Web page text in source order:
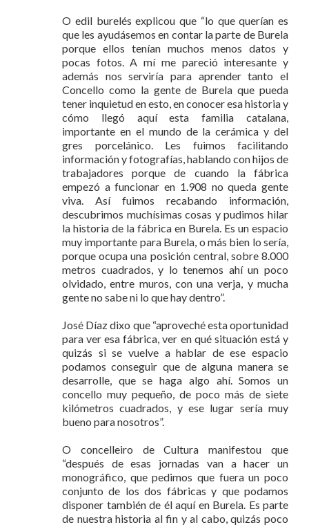
O edil burelés explicou que “lo que querían es
que les ayudásemos en contar la parte de Burela
porque ellos tenían muchos menos datos y
pocas fotos. A mí me pareció interesante y
además nos serviría para aprender tanto el
Concello como la gente de Burela que pueda
tener inquietud en esto, en conocer esa historia y
cómo llegó aquí esta familia catalana,
importante en el mundo de la cerámica y del
gres porcelánico. Les fuimos facilitando
información y fotografías, hablando con hijos de
trabajadores porque de cuando la fábrica
empezó a funcionar en 1.908 no queda gente
viva. Así fuimos recabando información,
descubrimos muchísimas cosas y pudimos hilar
la historia de la fábrica en Burela. Es un espacio
muy importante para Burela, o más bien lo sería,
porque ocupa una posición central, sobre 8.000
metros cuadrados, y lo tenemos ahí un poco
olvidado, entre muros, con una verja, y mucha
gente no sabe ni lo que hay dentro”.
José Díaz dixo que “aproveché esta oportunidad
para ver esa fábrica, ver en qué situación está y
quizás si se vuelve a hablar de ese espacio
podamos conseguir que de alguna manera se
desarrolle, que se haga algo ahí. Somos un
concello muy pequeño, de poco más de siete
kilómetros cuadrados, y ese lugar sería muy
bueno para nosotros”.
O concelleiro de Cultura manifestou que
“después de esas jornadas van a hacer un
monográfico, que pedimos que fuera un poco
conjunto de los dos fábricas y que podamos
disponer también de él aquí en Burela. Es parte
de nuestra historia al fin y al cabo, quizás poco